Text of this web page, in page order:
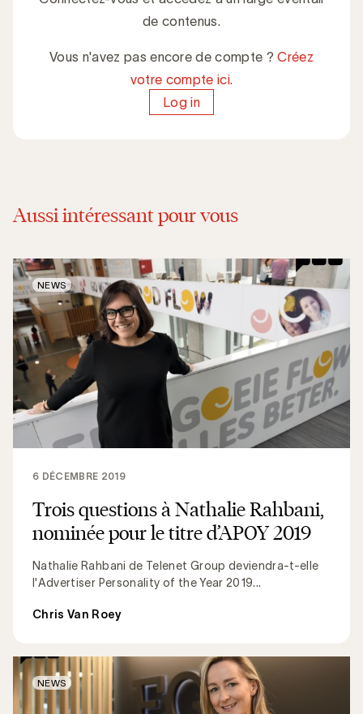
de contenus.
Vous n'avez pas encore de compte ?Créez
votre compte ici.
Log in
Aussi intéressant pour vous
Trois questions à Nathalie Rahbani,
nominée pour le titre d’APOY 2019
Nathalie Rahbani de Telenet Group deviendra-t-elle
l'Advertiser Personality of the Year 2019...
6 DÉCEMBRE 2019
Chris Van Roey
NEWS
NEWS